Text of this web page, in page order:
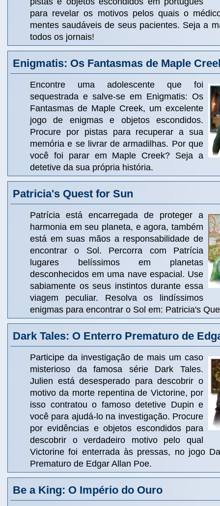
para revelar os motivos pelos quais o
mentes saudáveis de seus pacientes. Seja a
todos os jornais!
Enigmatis: Os Fantasmas de Maple
Encontre uma adolescente que foi
sequestrada e salve-se em Enigmatis: Os
Fantasmas de Maple Creek, um excelente
jogo de enigmas e objetos escondidos.
Procure por pistas para recuperar a sua
memória e se livrar de armadilhas. Por que
você foi parar em Maple Creek? Seja a
detetive da sua própria história.
Patricia's Quest for Sun
Patrícia está encarregada de proteger a
harmonia em seu planeta, e agora, também
está em suas mãos a responsabilidade de
encontrar o Sol. Percorra com Patrícia
lugares belíssimos em planetas
desconhecidos em uma nave espacial. Use
sabiamente os seus instintos durante essa
viagem peculiar. Resolva os lindíssimos
enigmas para encontrar o Sol em: Patricia's
Dark Tales: O Enterro Prematuro de
Participe da investigação de mais um caso
misterioso da famosa série Dark Tales.
Julien está desesperado para descobrir o
motivo da morte repentina de Victorine, por
isso contratou o famoso detetive Dupin e
você para ajudá-lo na investigação. Procure
por evidências e objetos escondidos para
descobrir o verdadeiro motivo pelo qual
Victorine foi enterrada às pressas, no jogo
Prematuro de Edgar Allan Poe.
Be a King: O Império do Ouro